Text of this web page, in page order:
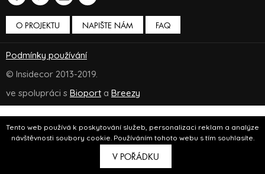
Tento web používá k poskytování služeb, personalizaci reklam a analýze
návštěvnosti soubory cookie. Používáním tohoto webu s tím souhlasíte.
V POŘÁDKU
O PROJEKTU NAPIŠTE NÁM FAQ
Podmínky používání
© Insidecor 2013-2019.
ve spolupráci s Bioport a Breezy